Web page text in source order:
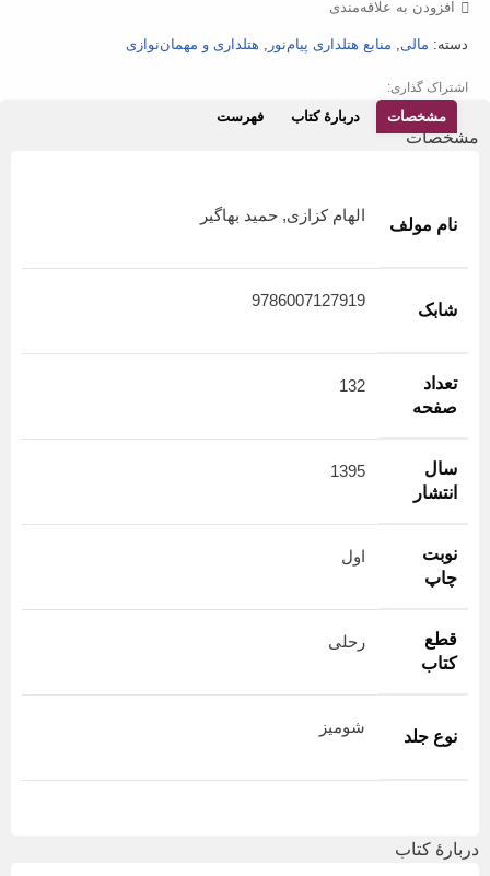
افزودن به علاقه‌مندی
دسته: مالی منابع هتلداری پیام‌نور هتلداری و مهمان‌نوازی
اشتراک گذاری:
مشخصات دربارهٔ کتاب فهرست
مشخصات
نام مولف
الهام کزازی, حمید بهاگیر
شابک
9786007127919
تعداد
صفحه
132
سال
انتشار
1395
نوبت
چاپ
اول
قطع
کتاب
رحلی
نوع جلد
شومیز
دربارهٔ کتاب